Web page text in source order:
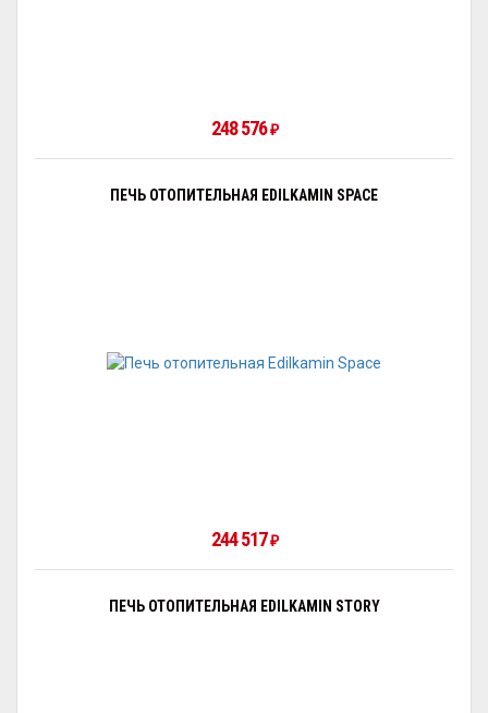
248 576 ₽
ПЕЧЬ ОТОПИТЕЛЬНАЯ EDILKAMIN SPACE
244 517 ₽
ПЕЧЬ ОТОПИТЕЛЬНАЯ EDILKAMIN STORY